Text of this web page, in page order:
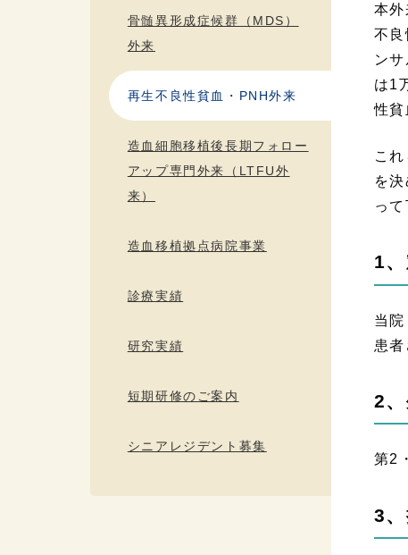
本
不
ン
は1
性貧
こ
を
っ
1
当
患
2、
第2
3
骨髄異形成症候群（MDS）
外来
再生不良性貧血・PNH外来
造血細胞移植後長期フォロー
アップ専門外来（LTFU外
来）
造血移植拠点病院事業
診療実績
研究実績
短期研修のご案内
シニアレジデント募集